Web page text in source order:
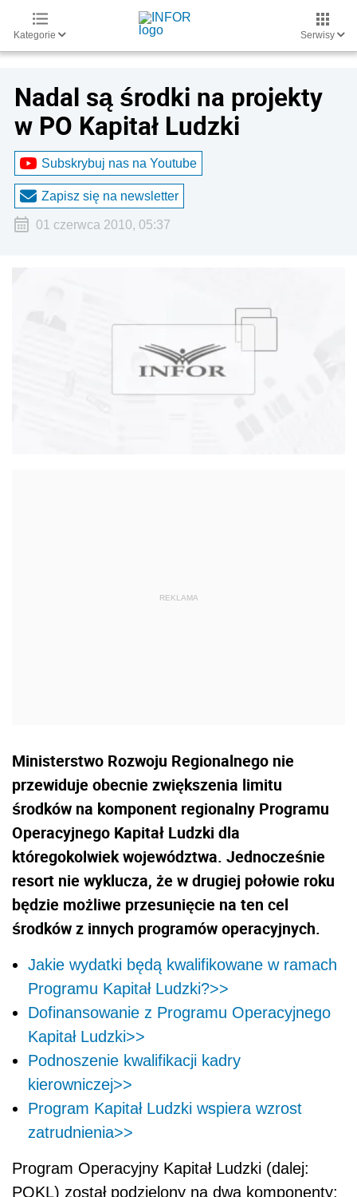
Kategorie Serwisy
Nadal są środki na projekty
w PO Kapitał Ludzki
Subskrybuj nas na Youtube
Zapisz się na newsletter
01 czerwca 2010, 05:37
Ministerstwo Rozwoju Regionalnego nie
przewiduje obecnie zwiększenia limitu
środków na komponent regionalny Programu
Operacyjnego Kapitał Ludzki dla
któregokolwiek województwa. Jednocześnie
resort nie wyklucza, że w drugiej połowie roku
będzie możliwe przesunięcie na ten cel
środków z innych programów operacyjnych.
Jakie wydatki będą kwalifikowane w ramach
Programu Kapitał Ludzki?>>
Dofinansowanie z Programu Operacyjnego
Kapitał Ludzki>>
Podnoszenie kwalifikacji kadry
kierowniczej>>
Program Kapitał Ludzki wspiera wzrost
zatrudnienia>>
Program Operacyjny Kapitał Ludzki (dalej:
POKL) został podzielony na dwa komponenty: